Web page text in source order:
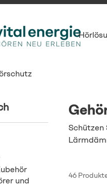
und
Schützen
46